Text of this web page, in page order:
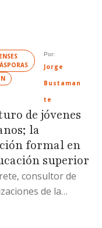
Por:
Jorge
Bustaman
te
de jóvenes
la
formal en
superior
consultor de
de la